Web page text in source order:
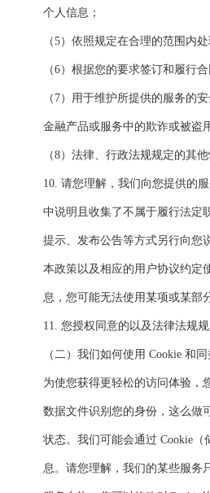
个人信息；
（5）依照规定在合理的范围内
（6）根据您的要求签订和履行
（7）用于维护所提供的服务的
金融产品或服务中的欺诈或被盗
（8）法律、行政法规规定的其他
10. 请您理解，我们向您提供的
中说明且收集了不属于履行法定
提示、发布公告等方式另行向您
本政策以及相应的用户协议约定
息，您可能无法使用某项或某部
11. 您授权同意的以及法律法规规
（二）我们如何使用 Cookie 和
为使您获得更轻松的访问体验，
数据文件识别您的身份，这么做
状态。我们可能会通过 Cookie
息。请您理解，我们的某些服务